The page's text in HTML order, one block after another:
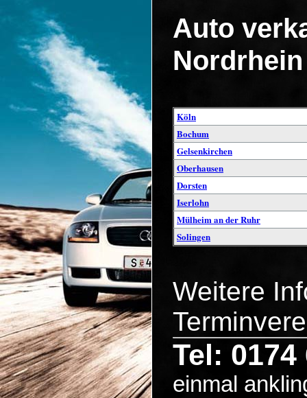
Auto
Köln
Bochum
Gelsenkirchen
Oberhausen
Dorsten
Iserlohn
Mülheim an der Ruhr
Solingen
Weitere
Tel: 0174
einmal